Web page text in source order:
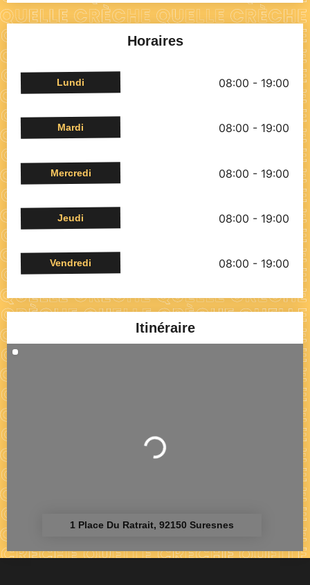
Horaires
Lundi 08:00 - 19:00
Mardi 08:00 - 19:00
Mercredi 08:00 - 19:00
Jeudi 08:00 - 19:00
Vendredi 08:00 - 19:00
Itinéraire
Chargement...
1 Place Du Ratrait, 92150 Suresnes